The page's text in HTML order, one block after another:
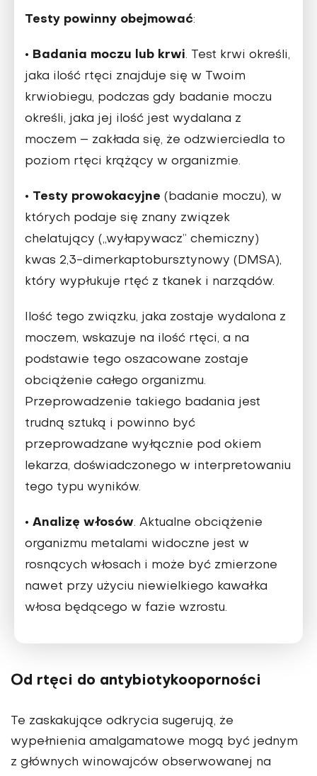
Testy powinny obejmować:
• Badania moczu lub krwi. Test krwi określi,
jaka ilość rtęci znajduje się w Twoim
krwiobiegu, podczas gdy badanie moczu
określi, jaka jej ilość jest wydalana z
moczem – zakłada się, że odzwierciedla to
poziom rtęci krążący w organizmie.
• Testy prowokacyjne (badanie moczu), w
których podaje się znany związek
chelatujący („wyłapywacz” chemiczny)
kwas 2,3-dimerkaptobursztynowy (DMSA),
który wypłukuje rtęć z tkanek i narządów.
Ilość tego związku, jaka zostaje wydalona z
moczem, wskazuje na ilość rtęci, a na
podstawie tego oszacowane zostaje
obciążenie całego organizmu.
Przeprowadzenie takiego badania jest
trudną sztuką i powinno być
przeprowadzane wyłącznie pod okiem
lekarza, doświadczonego w interpretowaniu
tego typu wyników.
• Analizę włosów. Aktualne obciążenie
organizmu metalami widoczne jest w
rosnących włosach i może być zmierzone
nawet przy użyciu niewielkiego kawałka
włosa będącego w fazie wzrostu.
Od rtęci do antybiotykooporności
Te zaskakujące odkrycia sugerują, że
wypełnienia amalgamatowe mogą być jednym
z głównych winowajców obserwowanej na